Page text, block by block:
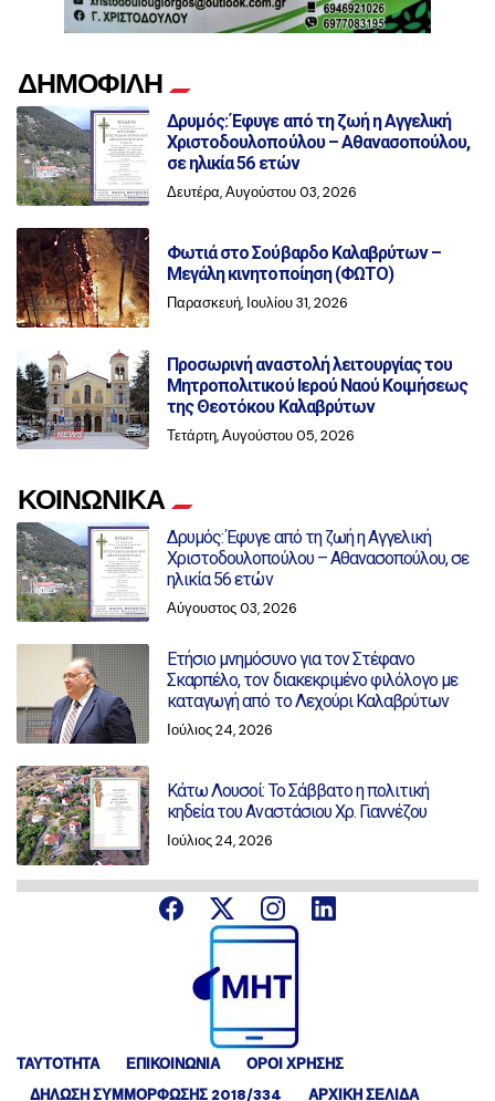
ΔΗΜΟΦΙΛΗ
Δρυμός: Έφυγε από τη ζωή η Αγγελική
Χριστοδουλοπούλου – Αθανασοπούλου,
σε ηλικία 56 ετών
Δευτέρα, Αυγούστου 03, 2026
Φωτιά στο Σούβαρδο Καλαβρύτων –
Μεγάλη κινητοποίηση (ΦΩΤΟ)
Παρασκευή, Ιουλίου 31, 2026
Προσωρινή αναστολή λειτουργίας του
Μητροπολιτικού Ιερού Ναού Κοιμήσεως
της Θεοτόκου Καλαβρύτων
Τετάρτη, Αυγούστου 05, 2026
ΚΟΙΝΩΝΙΚΑ
Δρυμός: Έφυγε από τη ζωή η Αγγελική
Χριστοδουλοπούλου – Αθανασοπούλου, σε
ηλικία 56 ετών
Αύγουστος 03, 2026
Ετήσιο μνημόσυνο για τον Στέφανο
Σκαρπέλο, τον διακεκριμένο φιλόλογο με
καταγωγή από το Λεχούρι Καλαβρύτων
Ιούλιος 24, 2026
Κάτω Λουσοί: Το Σάββατο η πολιτική
κηδεία του Αναστάσιου Χρ. Γιαννέζου
Ιούλιος 24, 2026
ΤΑΥΤΟΤΗΤΑ ΕΠΙΚΟΙΝΩΝΙΑ
ΟΡΟΙ ΧΡΗΣΗΣ
ΔΉΛΩΣΗ ΣΥΜΜΌΡΦΩΣΗΣ 2018/334
ΑΡΧΙΚΗ ΣΕΛΙΔΑ